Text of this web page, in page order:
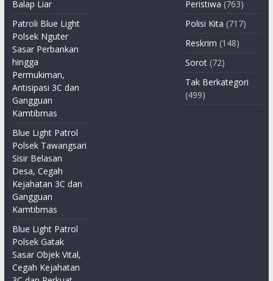
Balap Liar
Patroli Blue Light
Polsek Nguter
Sasar Perbankan
hingga
Permukiman,
Antisipasi 3C dan
Gangguan
Kamtibmas
Blue Light Patrol
Polsek Tawangsari
Sisir Belasan
Desa, Cegah
Kejahatan 3C dan
Gangguan
Kamtibmas
Blue Light Patrol
Polsek Gatak
Sasar Objek Vital,
Cegah Kejahatan
Peristiwa (763)
Polisi Kita (717)
Reskrim (148)
Sorot (72)
Tak Berkategori
(499)